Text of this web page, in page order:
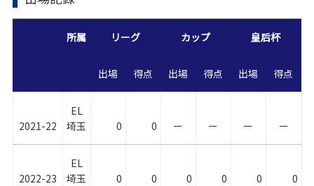
所属 リーグ カップ 皇后杯
出場 得点 出場 得点 出場 得点
2021-22
EL
埼玉
0 0 ー ー ー ー
2022-23
EL
埼玉
0 0 0 0 0 0